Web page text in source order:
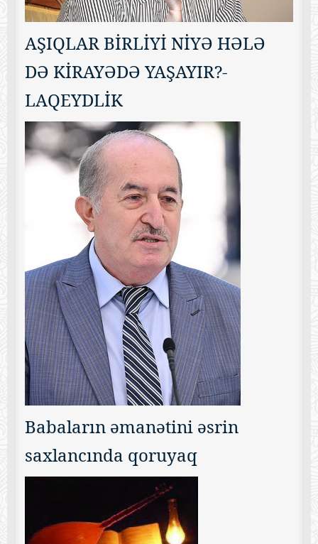
AŞIQLAR BİRLİYİ NİYƏ HƏLƏ
DƏ KİRAYƏDƏ YAŞAYIR?-
LAQEYDLİK
Babaların əmanətini əsrin
saxlancında qoruyaq